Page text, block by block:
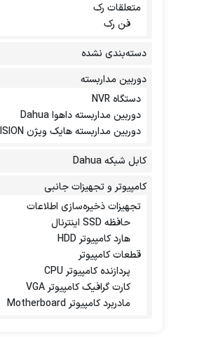
متعلقات رک
فن رک
دسته‌بندی نشده
دوربین مداربسته
دستگاه NVR
دوربین مداربسته داهوا Dahua
دوربین مداربسته هایک ویژن HIKVISION
کابل شبکه Dahua
کامپیوتر و تجهیزات جانبی
تجهیزات ذخیره‌سازی اطلاعات
حافظه SSD اینترنال
هارد کامپیوتر HDD
قطعات کامپیوتر
پردازنده کامپیوتر CPU
کارت گرافیک کامپیوتر VGA
مادربرد کامپیوتر Motherboard